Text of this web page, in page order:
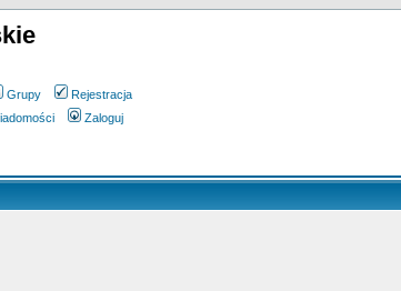
Grupy
Rejestracja
Zaloguj